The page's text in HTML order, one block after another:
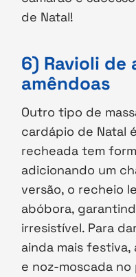
de Natal!
6) Ravioli de
amêndoas
Outro tipo de
cardápio de Natal
recheada tem
adicionando um
versão, o recheio
abóbora,
irresistível. Para
ainda mais
e noz-moscada no